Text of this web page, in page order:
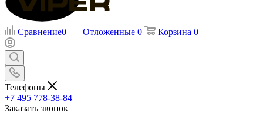
Сравнение0 Отложенные 0 Корзина 0
Телефоны
+7 495 778-38-84
Заказать звонок